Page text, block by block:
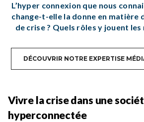
L’hyper connexion que nous
change-t-elle la donne en matière
de crise ? Quels rôles y jouent les
DÉCOUVRIR NOTRE EXPERTISE
Vivre la crise dans une
hyperconnectée